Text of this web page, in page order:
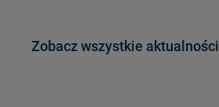
Zobacz wszystkie aktualności